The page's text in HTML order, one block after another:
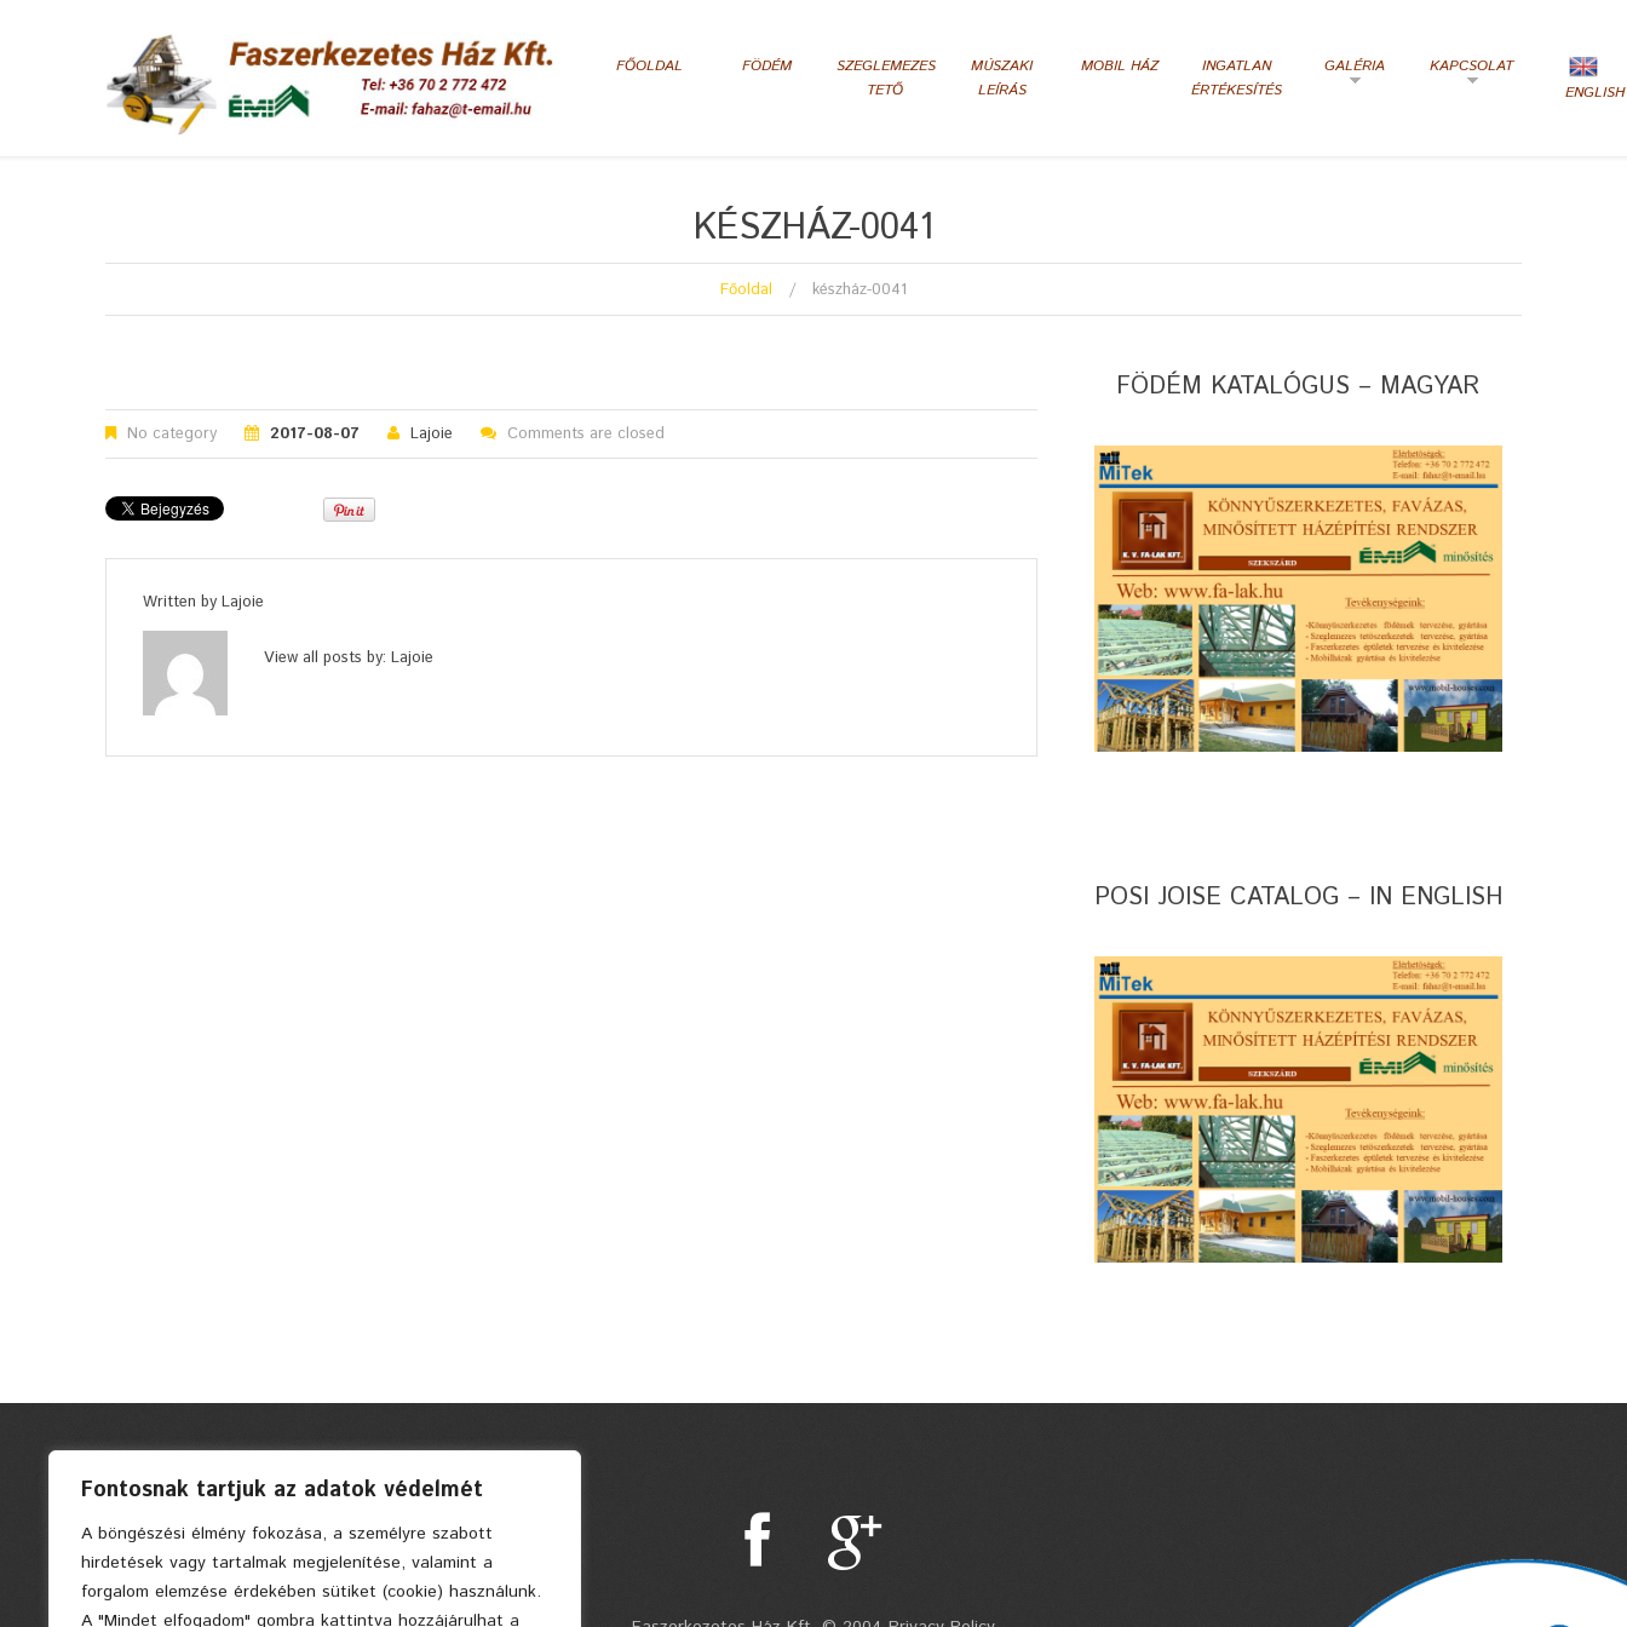
Fontosnak tartjuk az adatok védelmét
A böngészési élmény fokozása, a személyre szabott
hirdetések vagy tartalmak megjelenítése, valamint a
forgalom elemzése érdekében sütiket (cookie) használunk.
A "Mindet elfogadom" gombra kattintva hozzájárulhat a
FŐOLDAL FÖDÉM
SZEGLEMEZES
TETŐ
MÚSZAKI
LEÍRÁS
MOBIL HÁZ
INGATLAN
ÉRTÉKESÍTÉS
GALÉRIA
KAPCSOLAT
ENGLISH
KÉSZHÁZ-0041
Főoldal készház-0041
No category 2017-08-07 Lajoie Comments are closed
Written by Lajoie
View all posts by: Lajoie
FÖDÉM KATALÓGUS – MAGYAR
POSI JOISE CATALOG – IN ENGLISH